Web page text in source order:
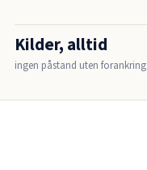
Kilder, alltid
ingen påstand uten forankring